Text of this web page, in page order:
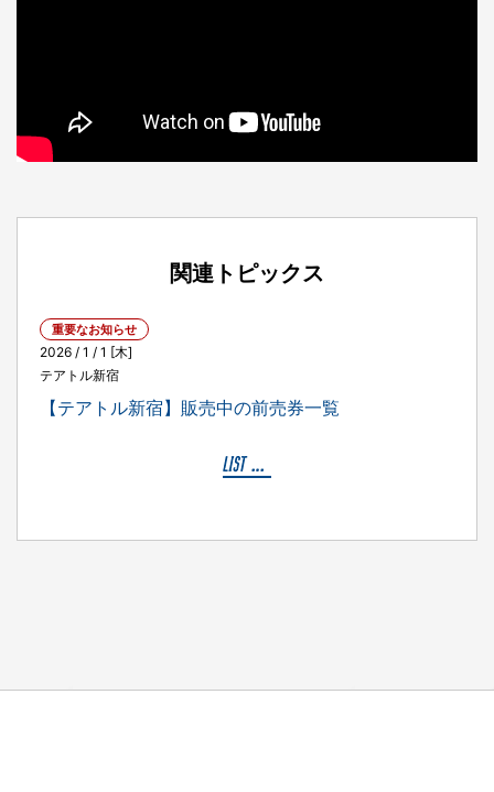
関連トピックス
重要なお知らせ
2026 / 1 / 1 [木]
テアトル新宿
【テアトル新宿】販売中の前売券一覧